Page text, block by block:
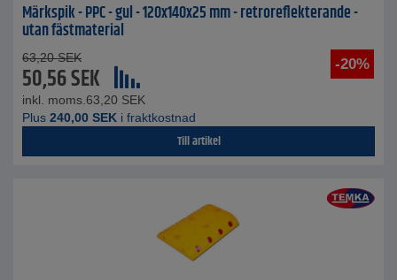
Märkspik - PPC - gul - 120x140x25 mm - retroreflekterande -
utan fästmaterial
-20%
63,20 SEK
50,56SEK
inkl. moms. 63,20 SEK
Plus 240,00 SEK i fraktkostnad
Till artikel